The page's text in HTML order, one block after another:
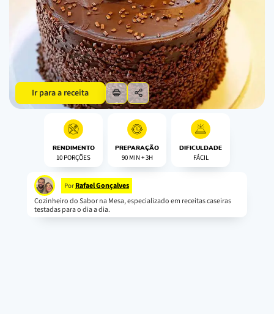
Ir para a receita
RENDIMENTO
10 PORÇÕES
PREPARAÇÃO
90 MIN + 3H
DIFICULDADE
FÁCIL
Por Rafael Gonçalves
Cozinheiro do Sabor na Mesa, especializado em receitas caseiras
testadas para o dia a dia.